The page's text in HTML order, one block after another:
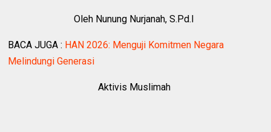
Oleh Nunung Nurjanah, S.Pd.I
BACA JUGA : HAN 2026: Menguji Komitmen Negara
Melindungi Generasi
Aktivis Muslimah